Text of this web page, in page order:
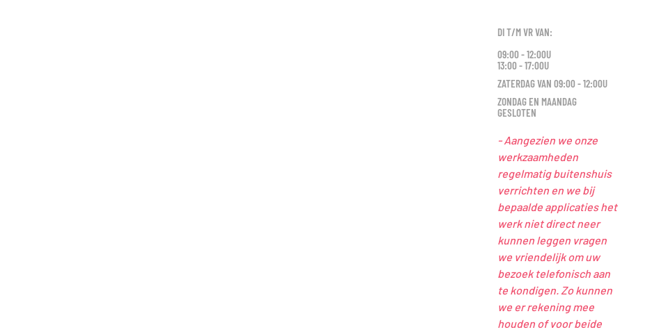
DI T/M VR VAN:
09:00 - 12:00U
13:00 - 17:00U
ZATERDAG VAN 09:00 - 12:00U
ZONDAG EN MAANDAG
GESLOTEN
- Aangezien we onze
werkzaamheden
regelmatig buitenshuis
verrichten en we bij
bepaalde applicaties het
werk niet direct neer
kunnen leggen vragen
we vriendelijk om uw
bezoek telefonisch aan
te kondigen. Zo kunnen
we er rekening mee
houden of voor beide